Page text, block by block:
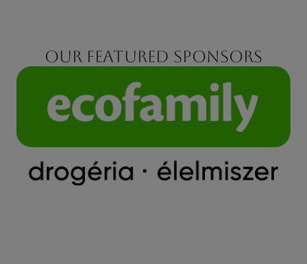
Our featured sponsors